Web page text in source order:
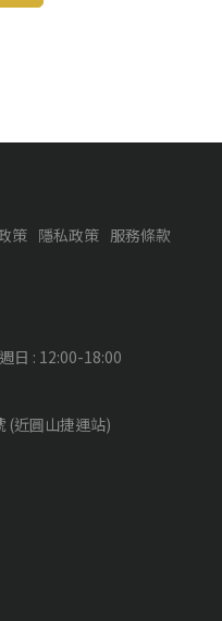
策 隱私政策 服務條款
日 : 12:00-18:00
(近圓山捷運站)